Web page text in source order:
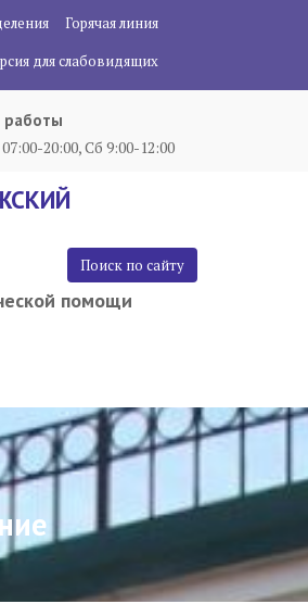
Горячая линия
для слабовидящих
работы
20:00, Сб 9:00-12:00
Поиск по сайту
помощи